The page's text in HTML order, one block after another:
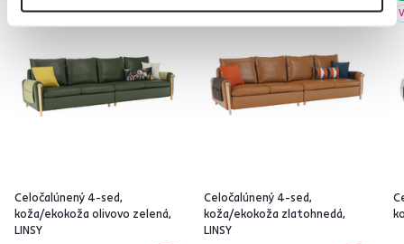
Výpredaj
Celočalúnený 4-sed,
koža/ekokoža olivovo zelená,
LINSY
Výpredaj
Celočalúnený 4-sed,
koža/ekokoža zlatohnedá,
LINSY